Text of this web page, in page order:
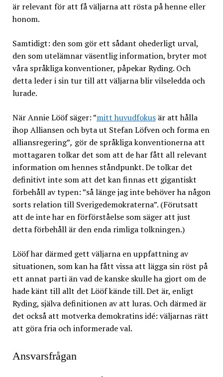
är relevant för att få väljarna att rösta på henne eller
honom.
Samtidigt: den som gör ett sådant ohederligt urval,
den som utelämnar väsentlig information, bryter mot
våra språkliga konventioner, påpekar Ryding. Och
detta leder i sin tur till att väljarna blir vilseledda och
lurade.
När Annie Lööf säger: ”mitt huvudfokusär att hålla
ihop Alliansen och byta ut Stefan Löfven och forma en
alliansregering”, gör de språkliga konventionerna att
mottagaren tolkar det som att de har fått all relevant
information om hennes ståndpunkt. De tolkar det
definitivt inte som att det kan finnas ett gigantiskt
förbehåll av typen: ”så länge jag inte behöver ha någon
sorts relation till Sverigedemokraterna”. (Förutsatt
att de inte har en förförståelse som säger att just
detta förbehåll är den enda rimliga tolkningen.)
Lööf har därmed gett väljarna en uppfattning av
situationen, som kan ha fått vissa att lägga sin röst på
ett annat parti än vad de kanske skulle ha gjort om de
hade känt till allt det Lööf kände till. Det är, enligt
Ryding, själva definitionen av att luras. Och därmed är
det också att motverka demokratins idé: väljarnas rätt
att göra fria och informerade val.
Ansvarsfrågan